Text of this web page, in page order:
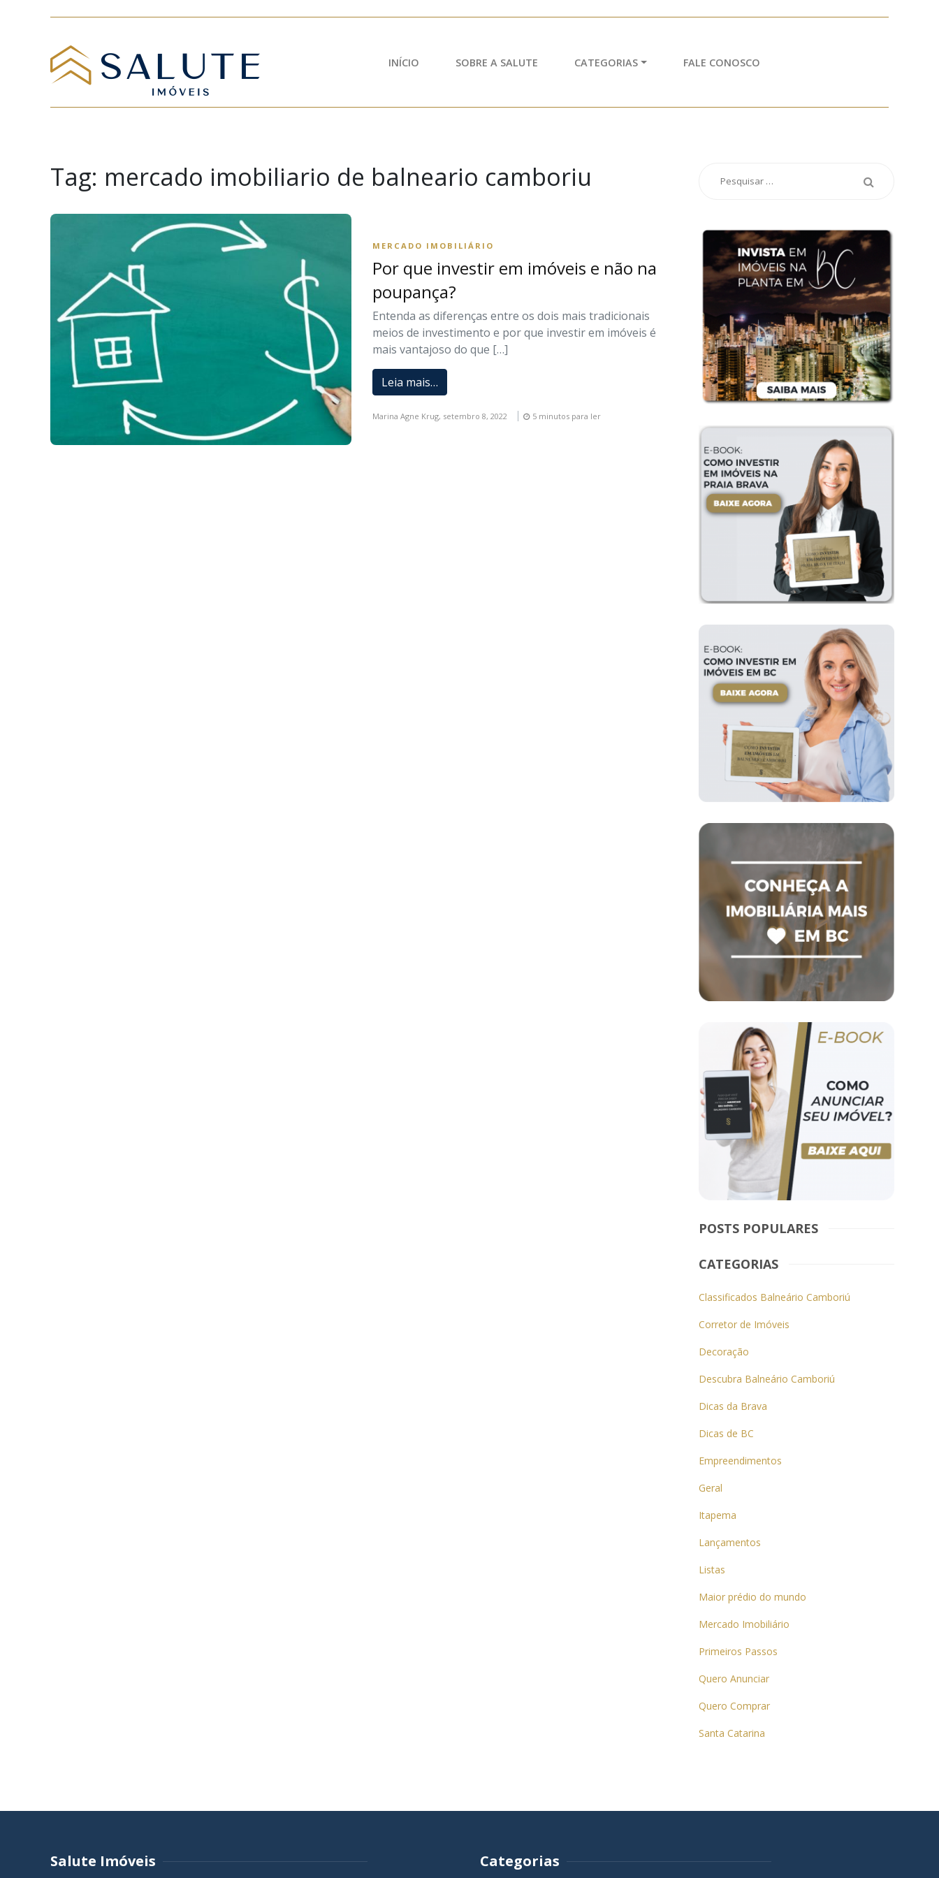
INÍCIO SOBRE A SALUTE CATEGORIAS FALE CONOSCO
Tag: mercado imobiliario de balneario camboriu
MERCADO IMOBILIÁRIO
Por que investir em imóveis e não na
poupança?
Entenda as diferenças entre os dois mais tradicionais
meios de investimento e por que investir em imóveis é
mais vantajoso do que […]
Leia mais…
Marina Agne Krug, setembro 8, 2022 5 minutos para ler
POSTS POPULARES
CATEGORIAS
Classificados Balneário Camboriú
Corretor de Imóveis
Decoração
Descubra Balneário Camboriú
Dicas da Brava
Dicas de BC
Empreendimentos
Geral
Itapema
Lançamentos
Listas
Maior prédio do mundo
Mercado Imobiliário
Primeiros Passos
Quero Anunciar
Quero Comprar
Santa Catarina
Salute Imóveis Categorias